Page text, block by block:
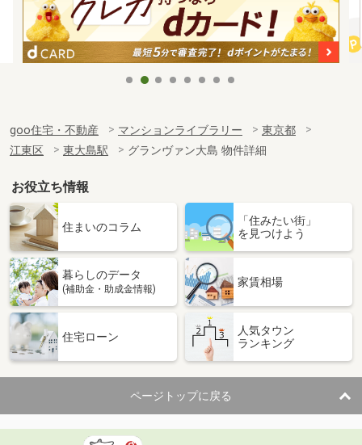
goo住宅・不動産 マンションライブラリー
東京都
江東区
東大島駅 グランヴァン大島 物件詳細
お役立ち情報
住まいのコラム
「住みたい街」
を見つけよう
暮らしのデータ
(補助金・助成金情報)
家賃相場
住宅ローン
人気タウン
ランキング
ページトップに戻る